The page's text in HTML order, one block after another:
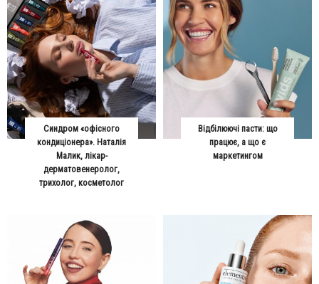
Синдром «офісного
кондиціонера». Наталія
Малик, лікар-
дерматовенеролог,
трихолог, косметолог
Відбілюючі пасти: що
працює, а що є
маркетингом